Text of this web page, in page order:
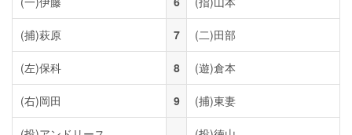
(捕)萩原 7 (二)田部
(左)保科 8 (遊)倉本
(右)岡田 9 (捕)東妻